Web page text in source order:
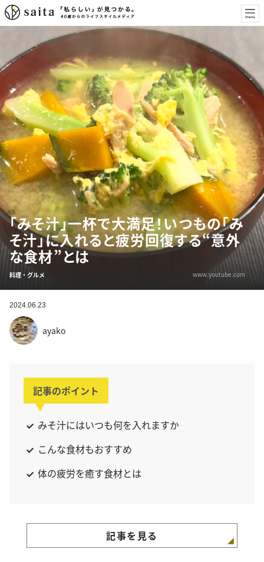
「みそ汁」一杯で大満足！いつもの「み
そ汁」に入れると疲労回復する“意外
な食材”とは
料理・グルメ www.youtube.com
2024.06.23
ayako
記事のポイント
みそ汁にはいつも何を入れますか
こんな食材もおすすめ
体の疲労を癒す食材とは
記事を見る